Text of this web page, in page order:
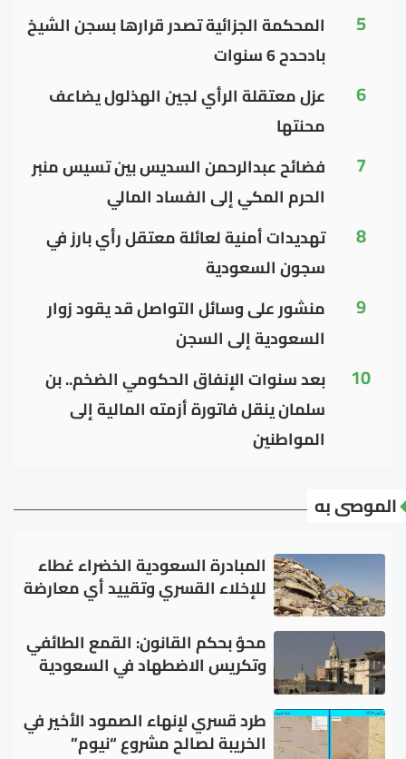
5
المحكمة الجزائية تصدر قرارها بسجن الشيخ
بادحدح 6 سنوات
6
عزل معتقلة الرأي لجين الهذلول يضاعف
محنتها
7
فضائح عبدالرحمن السديس بين تسيس منبر
الحرم المكي إلى الفساد المالي
8
تهديدات أمنية لعائلة معتقل رأي بارز في
سجون السعودية
9
منشور على وسائل التواصل قد يقود زوار
السعودية إلى السجن
10
بعد سنوات الإنفاق الحكومي الضخم.. بن
سلمان ينقل فاتورة أزمته المالية إلى
المواطنين
الموصى به
المبادرة السعودية الخضراء غطاء
للإخلاء القسري وتقييد أي معارضة
محوٌ بحكم القانون: القمع الطائفي
وتكريس الاضطهاد في السعودية
طرد قسري لإنهاء الصمود الأخير في
الخريبة لصالح مشروع “نيوم”